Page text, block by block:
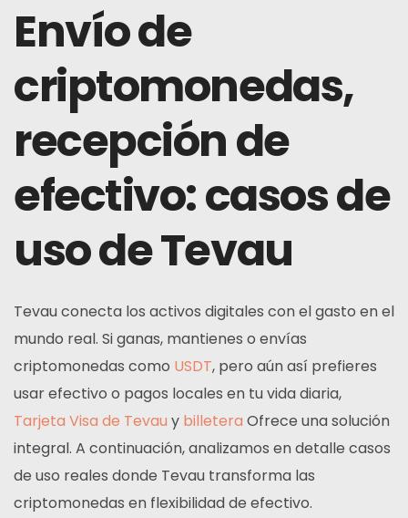
Envío de
criptomonedas,
recepción de
efectivo: casos de
uso de Tevau
Tevau conecta los activos digitales con el gasto en el
mundo real. Si ganas, mantienes o envías
criptomonedas como USDT, pero aún así prefieres
usar efectivo o pagos locales en tu vida diaria,
Tarjeta Visa de Tevau y billetera Ofrece una solución
integral. A continuación, analizamos en detalle casos
de uso reales donde Tevau transforma las
criptomonedas en flexibilidad de efectivo.